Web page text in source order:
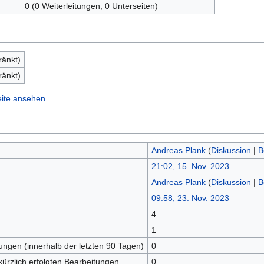
0 (0 Weiterleitungen; 0 Unterseiten)
ansehen.
Andreas Plank (Diskussion |
21:02, 15. Nov. 2023
Andreas Plank (Diskussion |
09:58, 23. Nov. 2023
4
1
(innerhalb der letzten 90 Tagen)
0
erfolgten Bearbeitungen
0